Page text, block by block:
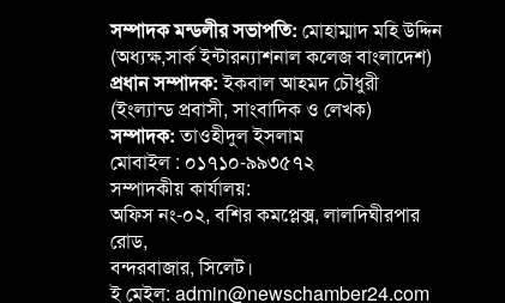
সম্পাদক মন্ডলীর সভাপতি: মোহাম্মাদ মহি উদ্দিন
(অধ্যক্ষ,সার্ক ইন্টারন্যাশনাল কলেজ বাংলাদেশ)
প্রধান সম্পাদক:ইকবাল আহমদ চৌধুরী
(ইংল্যান্ড প্রবাসী, সাংবাদিক ও লেখক)
সম্পাদক:তাওহীদুল ইসলাম
মোবাইল : ০১৭১০-৯৯৩৫৭২
সম্পাদকীয় কার্যালয়:
অফিস নং-০২, বশির কমপ্লেক্স, লালদিঘীরপার
রোড,
বন্দরবাজার, সিলেট।
ই মেইল: admin@newschamber24.com